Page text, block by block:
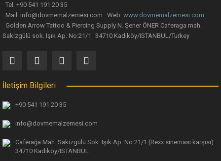
Gönder
Tel. +90 541 191 20 35
Mail: info@dovmemalzemesi.com Web: www.dovmemalzemesi.com
Golden Arrow Tattoo & Piercing Supply N. Şener ÖNER Caferaga mah.
Sakizgülü sok. Işık Ap. No:21/1 34710 Kadiköy/ISTANBUL/Turkey
İletişim Bilgileri
+90 541 191 20 35
info@dovmemalzemesi.com
Caferağa Mah. Sakizgülü Sok. Işık Ap. No:21/1 (Rexx sinemasi karşısı)
34710 Kadiköy/ISTANBUL